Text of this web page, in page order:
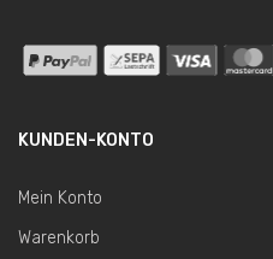
KUNDEN-KONTO
Mein Konto
Warenkorb